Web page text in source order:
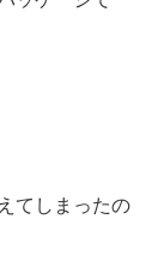
てしまったの